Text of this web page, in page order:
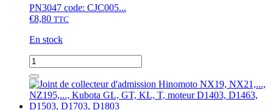
PN3047 code: CJC005...
€8,80 TTC
En stock
quantité
de
Collecteur
à
joint